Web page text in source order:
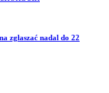
zgłaszać nadal do 22